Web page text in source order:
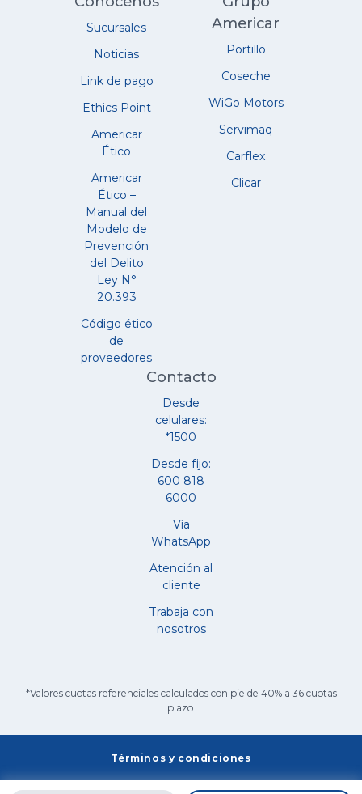
Sucursales
Noticias
Link de pago
Ethics Point
Americar
Ético
Americar
Ético –
Manual del
Modelo de
Prevención
del Delito
Ley N°
20.393
Código ético
de
proveedores
Americar
Portillo
Coseche
WiGo Motors
Servimaq
Carflex
Clicar
Contacto
Desde
celulares:
*1500
Desde fijo:
600 818
6000
Vía
WhatsApp
Atención al
cliente
Trabaja con
nosotros
*Valores cuotas referenciales calculados con pie de 40% a 36 cuotas
plazo.
Términos y condiciones